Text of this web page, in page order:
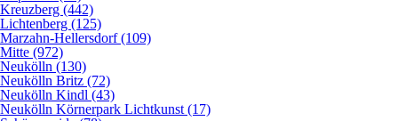
Kreuzberg (442)
Lichtenberg (125)
Marzahn-Hellersdorf (109)
Mitte (972)
Neukölln (130)
Neukölln Britz (72)
Neukölln Kindl (43)
Neukölln Körnerpark Lichtkunst (17)